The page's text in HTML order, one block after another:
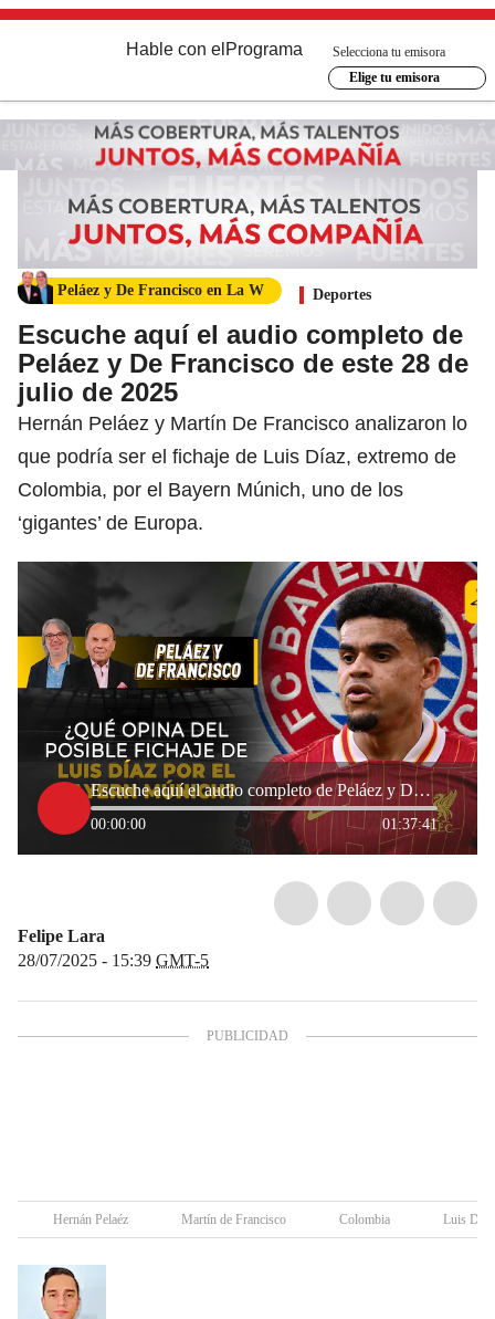
Hable con el Programa
Selecciona tu emisora
Elige tu emisora
Peláez y De Francisco en La W Deportes
Escuche aquí el audio completo de
Peláez y De Francisco de este 28 de
julio de 2025
Hernán Peláez y Martín De Francisco analizaron lo
que podría ser el fichaje de Luis Díaz, extremo de
Colombia, por el Bayern Múnich, uno de los
‘gigantes’ de Europa.
Escuche aquí el audio completo de Peláez y De Francisco de este 28 de julio de 2025
00:00:00 01:37:41
Felipe Lara
28/07/2025 - 15:39 GMT-5
Hernán Pelaéz Martín de Francisco Colombia Luis Díaz